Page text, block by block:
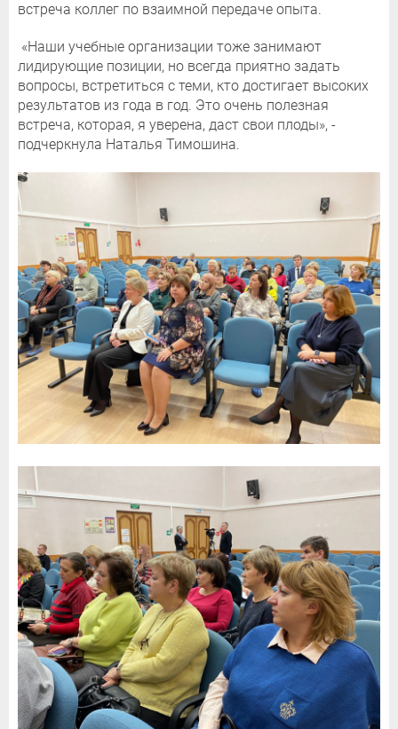
встреча коллег по взаимной передаче опыта.
«Наши учебные организации тоже занимают
лидирующие позиции, но всегда приятно задать
вопросы, встретиться с теми, кто достигает высоких
результатов из года в год. Это очень полезная
встреча, которая, я уверена, даст свои плоды», -
подчеркнула Наталья Тимошина.